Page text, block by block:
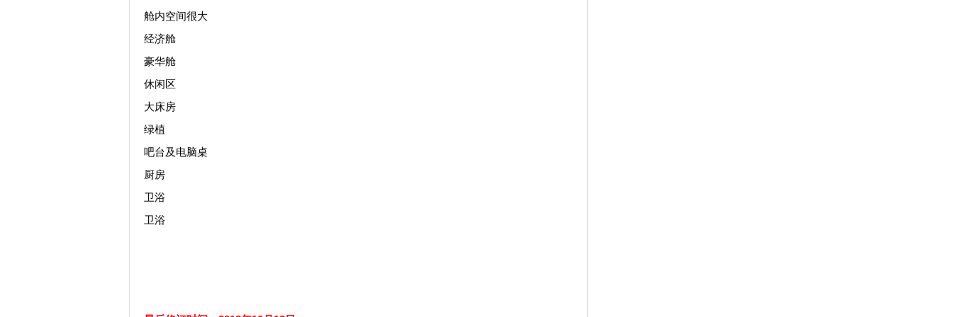
舱内空间很大
经济舱
豪华舱
休闲区
大床房
绿植
吧台及电脑桌
厨房
卫浴
卫浴